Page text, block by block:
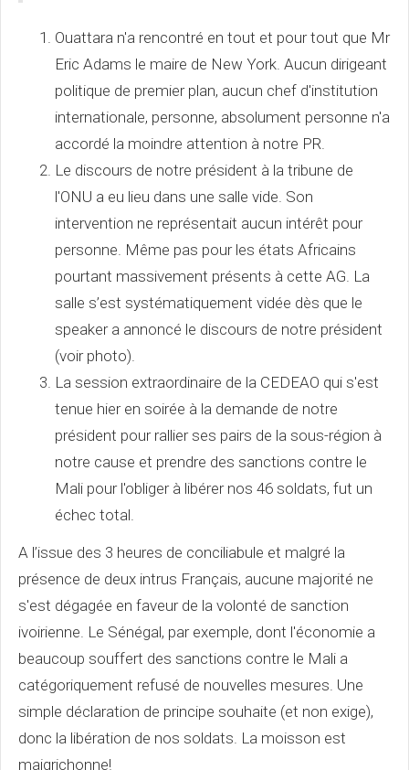
Ouattara n'a rencontré en tout et pour tout que Mr
Eric Adams le maire de New York. Aucun dirigeant
politique de premier plan, aucun chef d'institution
internationale, personne, absolument personne n'a
accordé la moindre attention à notre PR.
Le discours de notre président à la tribune de
l'ONU a eu lieu dans une salle vide. Son
intervention ne représentait aucun intérêt pour
personne. Même pas pour les états Africains
pourtant massivement présents à cette AG. La
salle s’est systématiquement vidée dès que le
speaker a annoncé le discours de notre président
(voir photo).
La session extraordinaire de la CEDEAO qui s'est
tenue hier en soirée à la demande de notre
président pour rallier ses pairs de la sous-région à
notre cause et prendre des sanctions contre le
Mali pour l'obliger à libérer nos 46 soldats, fut un
échec total.
A l’issue des 3 heures de conciliabule et malgré la
présence de deux intrus Français, aucune majorité ne
s'est dégagée en faveur de la volonté de sanction
ivoirienne. Le Sénégal, par exemple, dont l'économie a
beaucoup souffert des sanctions contre le Mali a
catégoriquement refusé de nouvelles mesures. Une
simple déclaration de principe souhaite (et non exige),
donc la libération de nos soldats. La moisson est
maigrichonne!